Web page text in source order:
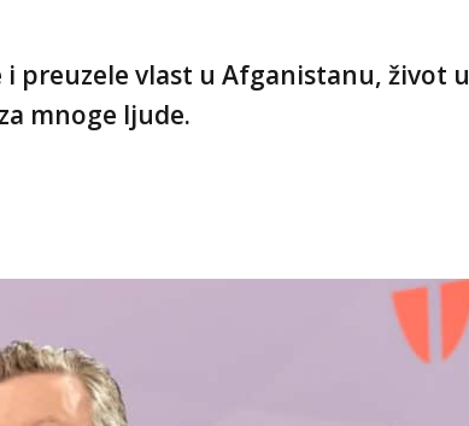
preuzele vlast u Afganistanu, život u
mnoge ljude.